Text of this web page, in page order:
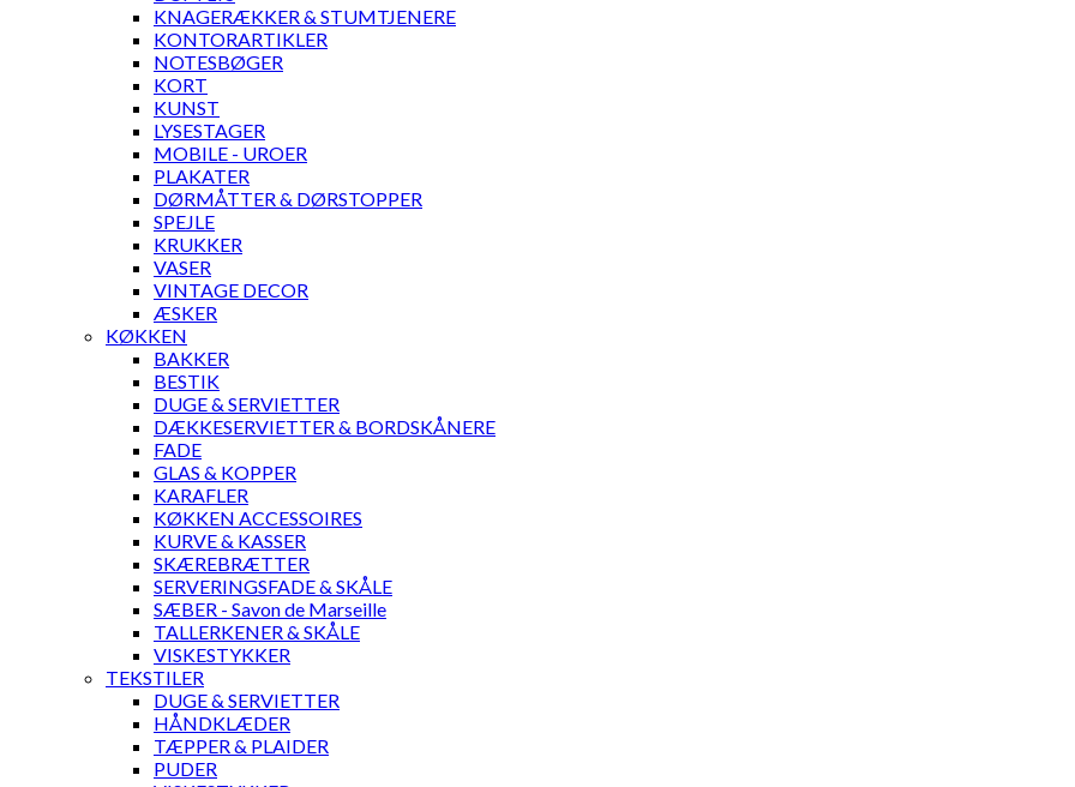
KNAGERÆKKER & STUMTJENERE
KONTORARTIKLER
NOTESBØGER
KORT
KUNST
LYSESTAGER
MOBILE - UROER
PLAKATER
DØRMÅTTER & DØRSTOPPER
SPEJLE
KRUKKER
VASER
VINTAGE DECOR
ÆSKER
KØKKEN
BAKKER
BESTIK
DUGE & SERVIETTER
DÆKKESERVIETTER & BORDSKÅNERE
FADE
GLAS & KOPPER
KARAFLER
KØKKEN ACCESSOIRES
KURVE & KASSER
SKÆREBRÆTTER
SERVERINGSFADE & SKÅLE
SÆBER - Savon de Marseille
TALLERKENER & SKÅLE
VISKESTYKKER
TEKSTILER
DUGE & SERVIETTER
HÅNDKLÆDER
TÆPPER & PLAIDER
PUDER